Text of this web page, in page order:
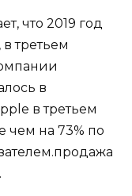
что 2019 год
третьем
в
в третьем
чем на 73% по